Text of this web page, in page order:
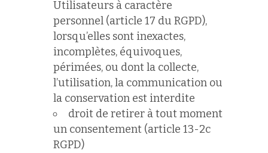
Utilisateurs à caractère
personnel (article 17 du RGPD),
lorsqu’elles sont inexactes,
incomplètes, équivoques,
périmées, ou dont la collecte,
l’utilisation, la communication ou
la conservation est interdite
droit de retirer à tout moment
un consentement (article 13-2c
RGPD)